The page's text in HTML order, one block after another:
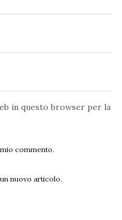
in questo browser per la
commento.
nuovo articolo.